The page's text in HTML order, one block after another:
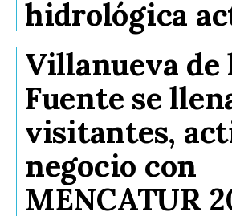
hidrológica
Villanueva de
Fuente se
visitantes,
negocio con
MENCATUR